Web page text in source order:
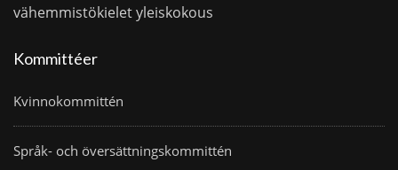
vähemmistökieletyleiskokous
Kommittéer
Kvinnokommittén
Språk- och översättningskommittén